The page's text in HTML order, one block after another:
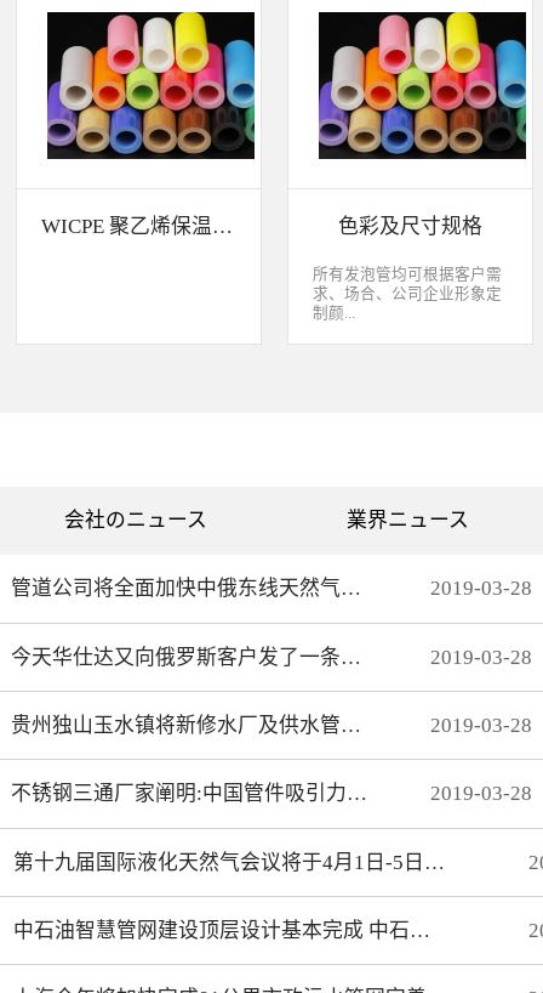
成本以下是部分产品及设计
展示，欢迎咨询。
WICPE 与其他发泡体吸水率
与保温效果比较 WICPE 的
防音性WICPE 的化学药品性
WICPE 聚乙烯保温材料特性介绍 色彩及尺寸规格
所有发泡管均可根据客户需
求、场合、公司企业形象定
制颜...
10mm—90mm内径：实心—
50mm
会社のニュース 業界ニュース
管道公司将全面加快中俄东线天然气管道北段工程建设步伐 2019-03-28
今天华仕达又向俄罗斯客户发了一条保温管生产线 2019-03-28
贵州独山玉水镇将新修水厂及供水管网 解决饮水安全问题 2019-03-28
不锈钢三通厂家阐明:中国管件吸引力不仅是价格 2019-03-28
第十九届国际液化天然气会议将于4月1日-5日在上海召开
中石油智慧管网建设顶层设计基本完成 中石化智能化管道取得初步成效